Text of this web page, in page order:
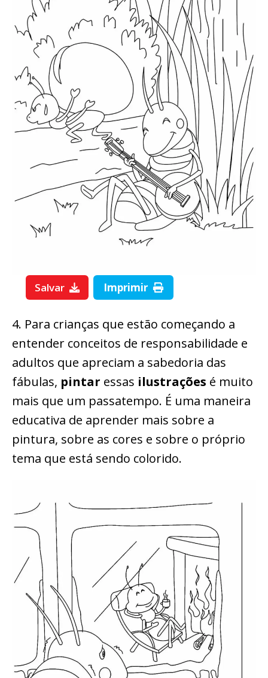
Salvar Imprimir
4. Para crianças que estão começando a
entender conceitos de responsabilidade e
adultos que apreciam a sabedoria das
fábulas, pintar essas ilustrações é muito
mais que um passatempo. É uma maneira
educativa de aprender mais sobre a
pintura, sobre as cores e sobre o próprio
tema que está sendo colorido.